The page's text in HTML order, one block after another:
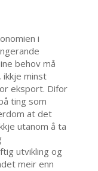
i
behov må
ikkje minst
eksport. Difor
ting som
at det
utanom å ta
utvikling og
meir enn